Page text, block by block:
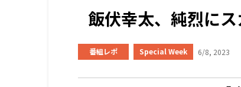
飯伏幸太、純烈に
番組レポ Special Week 6/8, 2023